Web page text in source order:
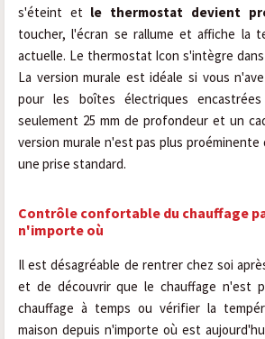
s'éteint et le thermostat devient
toucher, l'écran se rallume et affiche la
actuelle. Le thermostat Icon s'intègre
La version murale est idéale si vous
pour les boîtes électriques
seulement 25 mm de profondeur et un
version murale n'est pas plus
une prise standard.
Contrôle confortable du chauffage
n'importe où
Il est désagréable de rentrer chez soi
et de découvrir que le chauffage n'est
chauffage à temps ou vérifier la
maison depuis n'importe où est